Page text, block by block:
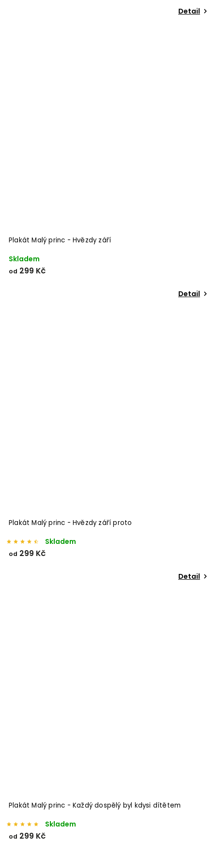
Detail
Plakát Malý princ - Hvězdy září
Skladem
od 299 Kč
Detail
Plakát Malý princ - Hvězdy září proto
Skladem
od 299 Kč
Detail
Plakát Malý princ - Každý dospělý byl kdysi dítětem
Skladem
od 299 Kč